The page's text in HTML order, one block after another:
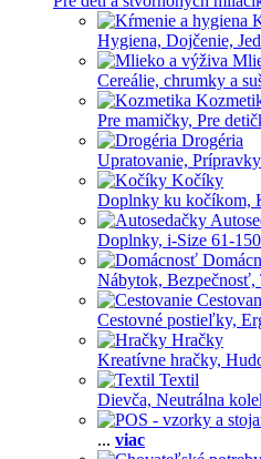
Hygiena, Dojčenie,
Cereálie, chrumky a
Pre mamičky, Pre
Drogéria
Upratovanie,
Kočíky
Doplnky ku kočíkom,
Doplnky, i-Size 61-
Nábytok, Bezpečnosť,
Cestovné postieľky,
Hračky
Kreatívne hračky,
Textil
Dievča, Neutrálna
... viac